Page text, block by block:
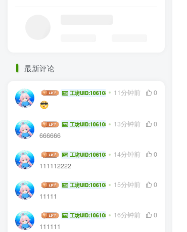
最新评论
WINDFLOW工坊UID:106108 11分钟前 0
WINDFLOW工坊UID:106108 13分钟前
0
666666
WINDFLOW工坊UID:106108 14分钟前
0
111112222
WINDFLOW工坊UID:106108 15分钟前
0
11111
WINDFLOW工坊UID:106108 16分钟前
0
111111